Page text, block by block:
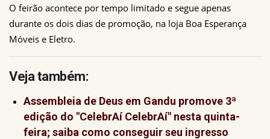
O feirão acontece por tempo limitado e segue apenas
durante os dois dias de promoção, na loja Boa Esperança
Móveis e Eletro.
Veja também:
Assembleia de Deus em Gandu promove 3ª
edição do "CelebrAí CelebrAí" nesta quinta-
feira; saiba como conseguir seu ingresso